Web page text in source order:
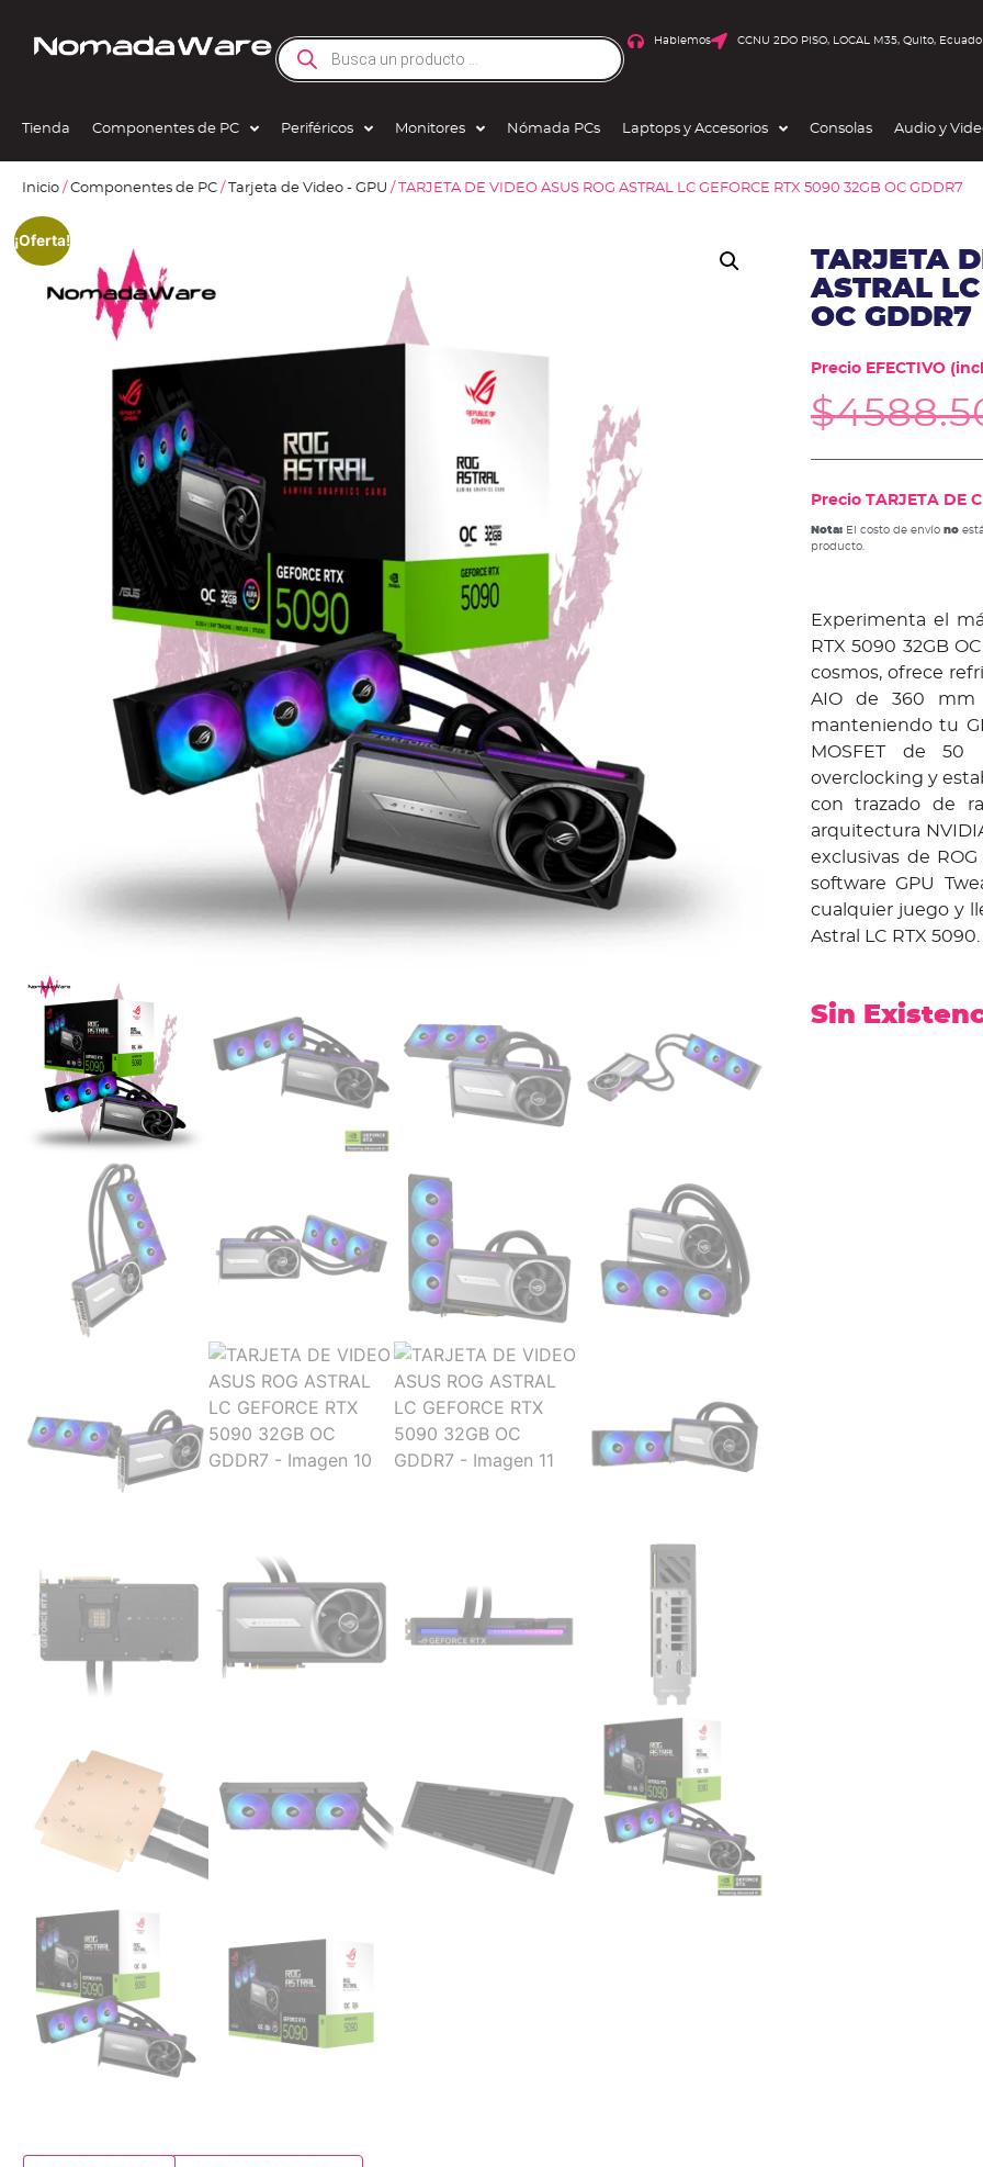
Hablemos CCNU 2DO PISO, LOCAL M35, Quito,
Tienda Componentes de PC Periféricos Monitores Nómada PCs Laptops y Accesorios Consolas Audio y
Inicio / Componentes de PC / Tarjeta de Video - GPU / TARJETA DE VIDEO ASUS ROG ASTRAL LC GEFORCE RTX 5090 32GB OC GDDR7
¡Oferta!
TARJETA
ASTRAL
OC GDDR7
Precio EFECTIVO
$
Precio TARJETA DE
Nota:El costo de envío no
producto.
Experimenta el
RTX 5090 32GB
cosmos, ofrece
AIO de 360 mm
manteniendo tu
MOSFET de 50
overclocking y
con trazado de
arquitectura
exclusivas de
software GPU
cualquier juego y
Astral LC RTX 5090.
Sin